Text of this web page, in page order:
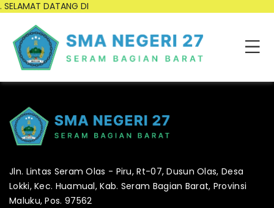
. SELAMAT DATANG DI
Jln. Lintas Seram Olas - Piru, Rt-07, Dusun Olas, Desa
Lokki, Kec. Huamual, Kab. Seram Bagian Barat, Provinsi
Maluku, Pos. 97562